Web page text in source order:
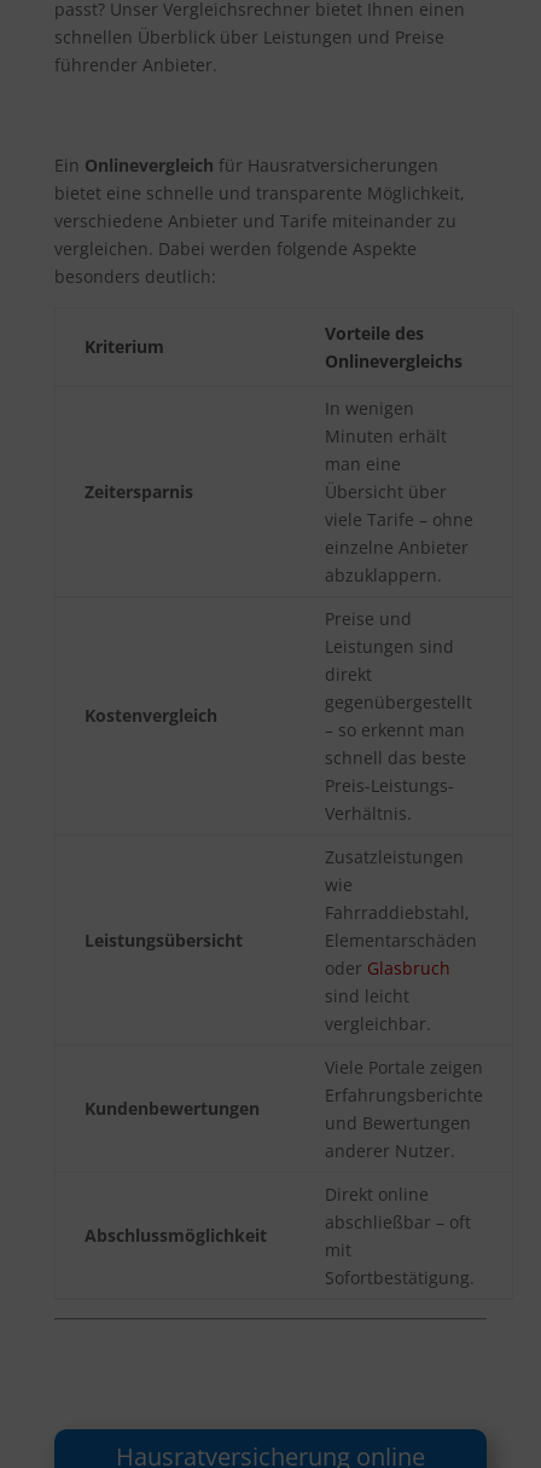
passt? Unser Vergleichsrechner bietet Ihnen einen
schnellen Überblick über Leistungen und Preise
führender Anbieter.
Ein Onlinevergleich für Hausratversicherungen
bietet eine schnelle und transparente Möglichkeit,
verschiedene Anbieter und Tarife miteinander zu
vergleichen. Dabei werden folgende Aspekte
besonders deutlich:
Kriterium
Vorteile des
Onlinevergleichs
Zeitersparnis
In wenigen
Minuten erhält
man eine
Übersicht über
viele Tarife – ohne
einzelne Anbieter
abzuklappern.
Kostenvergleich
Preise und
Leistungen sind
direkt
gegenübergestellt
– so erkennt man
schnell das beste
Preis-Leistungs-
Verhältnis.
Leistungsübersicht
Zusatzleistungen
wie
Fahrraddiebstahl,
Elementarschäden
oder Glasbruch
sind leicht
vergleichbar.
Kundenbewertungen
Viele Portale zeigen
Erfahrungsberichte
und Bewertungen
anderer Nutzer.
Abschlussmöglichkeit
Direkt online
abschließbar – oft
mit
Sofortbestätigung.
Hausratversicherung online